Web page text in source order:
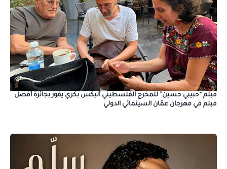
فيلم “حبيبي حسين” للمخرج الفلسطيني أليكس بكري يفوز بجائزة أفضل
فيلم في مهرجان عمّان السينمائي الدولي